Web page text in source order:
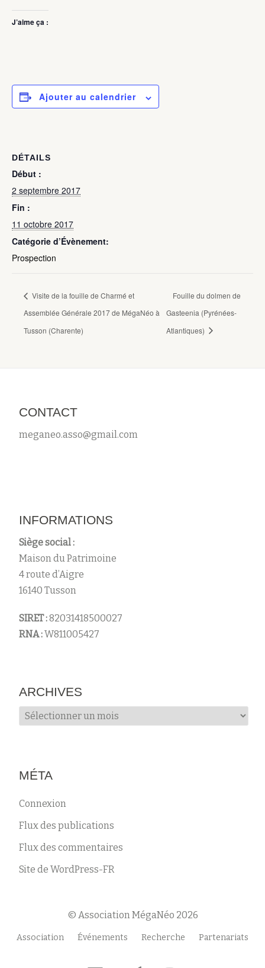
J’aime ça :
Ajouter au calendrier
DÉTAILS
Début :
2 septembre 2017
Fin :
11 octobre 2017
Catégorie d’Évènement:
Prospection
Visite de la fouille de Charmé et
Assemblée Générale 2017 de MégaNéo à
Tusson (Charente)
Fouille du dolmen de
Gasteenia (Pyrénées-
Atlantiques)
CONTACT
meganeo.asso@gmail.com
INFORMATIONS
Siège social :
Maison du Patrimoine
4 route d’Aigre
16140 Tusson
SIRET :82031418500027
RNA :W811005427
ARCHIVES
Archives
MÉTA
Connexion
Flux des publications
Flux des commentaires
Site de WordPress-FR
© Association MégaNéo 2026
Menu
Association Événements Recherche Partenariats